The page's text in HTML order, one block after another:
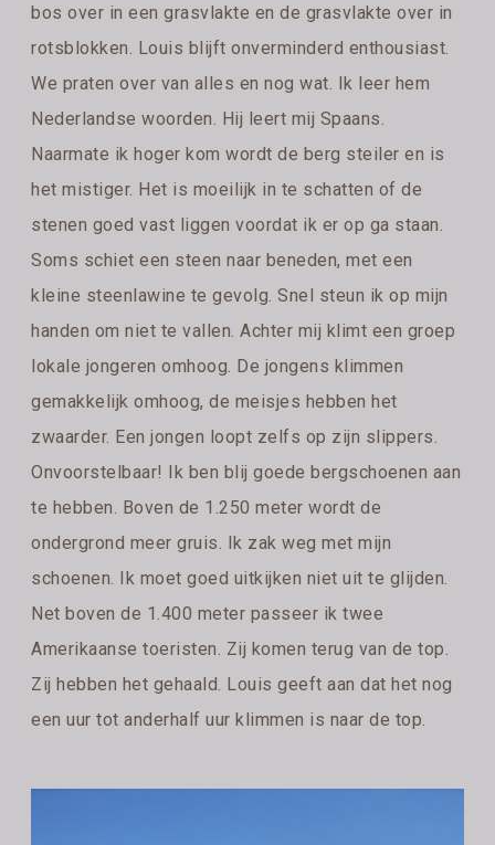
bos over in een grasvlakte en de grasvlakte over in
rotsblokken. Louis blijft onverminderd enthousiast.
We praten over van alles en nog wat. Ik leer hem
Nederlandse woorden. Hij leert mij Spaans.
Naarmate ik hoger kom wordt de berg steiler en is
het mistiger. Het is moeilijk in te schatten of de
stenen goed vast liggen voordat ik er op ga staan.
Soms schiet een steen naar beneden, met een
kleine steenlawine te gevolg. Snel steun ik op mijn
handen om niet te vallen. Achter mij klimt een groep
lokale jongeren omhoog. De jongens klimmen
gemakkelijk omhoog, de meisjes hebben het
zwaarder. Een jongen loopt zelfs op zijn slippers.
Onvoorstelbaar! Ik ben blij goede bergschoenen aan
te hebben. Boven de 1.250 meter wordt de
ondergrond meer gruis. Ik zak weg met mijn
schoenen. Ik moet goed uitkijken niet uit te glijden.
Net boven de 1.400 meter passeer ik twee
Amerikaanse toeristen. Zij komen terug van de top.
Zij hebben het gehaald. Louis geeft aan dat het nog
een uur tot anderhalf uur klimmen is naar de top.